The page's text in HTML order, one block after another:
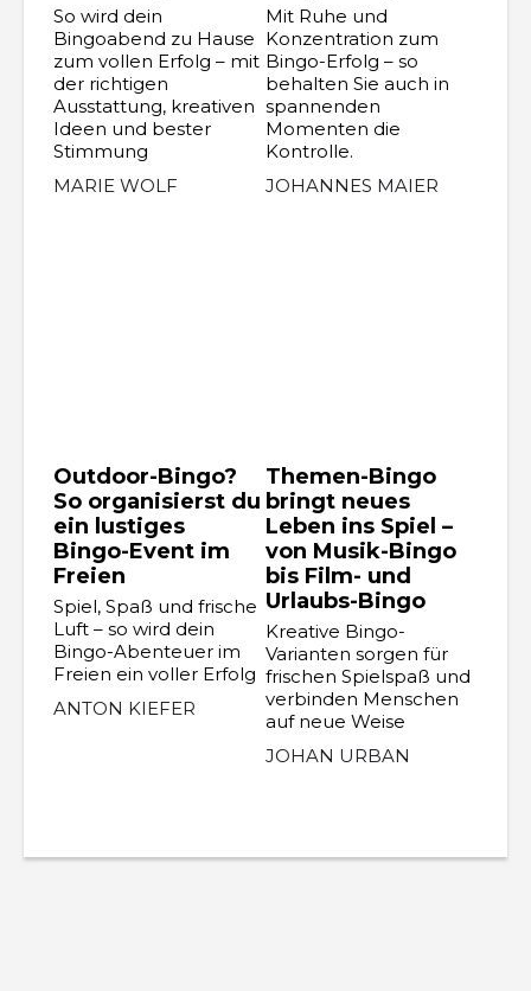
So wird dein
Bingoabend zu Hause
zum vollen Erfolg – mit
der richtigen
Ausstattung, kreativen
Ideen und bester
Stimmung
MARIE WOLF
Mit Ruhe und
Konzentration zum
Bingo-Erfolg – so
behalten Sie auch in
spannenden
Momenten die
Kontrolle.
JOHANNES MAIER
Outdoor-Bingo?
So organisierst du
ein lustiges
Bingo-Event im
Freien
Spiel, Spaß und frische
Luft – so wird dein
Bingo-Abenteuer im
Freien ein voller Erfolg
ANTON KIEFER
Themen-Bingo
bringt neues
Leben ins Spiel –
von Musik-Bingo
bis Film- und
Urlaubs-Bingo
Kreative Bingo-
Varianten sorgen für
frischen Spielspaß und
verbinden Menschen
auf neue Weise
JOHAN URBAN